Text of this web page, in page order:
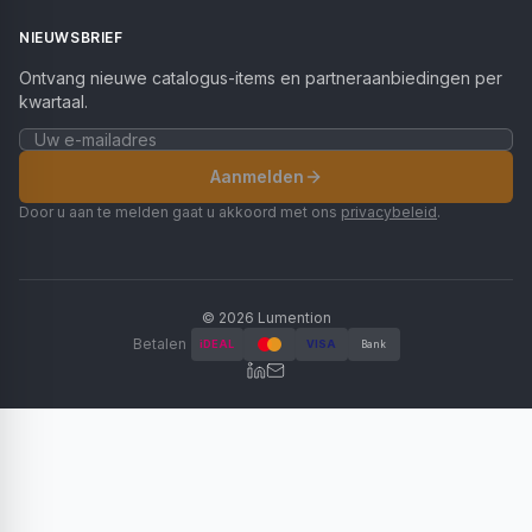
NIEUWSBRIEF
Ontvang nieuwe catalogus-items en partneraanbiedingen per
kwartaal.
Aanmelden
Door u aan te melden gaat u akkoord met ons privacybeleid.
© 2026 Lumention
Betalen
iDEAL VISA Bank